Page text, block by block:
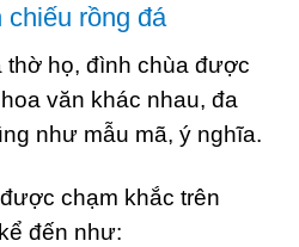
chiếu rồng đá
thờ họ, đình chùa được
văn khác nhau, đa
như mẫu mã, ý nghĩa.
chạm khắc trên
đến như: